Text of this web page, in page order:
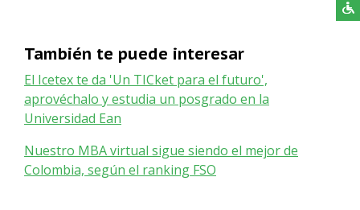
También te puede interesar
El Icetex te da 'Un TICket para el futuro',
aprovéchalo y estudia un posgrado en la
Universidad Ean
Nuestro MBA virtual sigue siendo el mejor de
Colombia, según el ranking FSO